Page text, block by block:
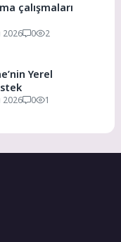
çalışmaları
2026 0 2
Yerel
2026 0 1